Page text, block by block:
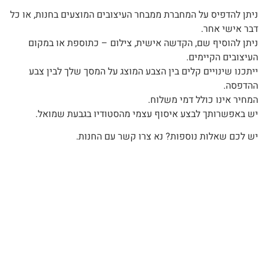
‬דבר‭ ‬אישי‭ ‬אחר‭.‬
ניתן‭ ‬להוסיף‭ ‬שם‭,‬ הקדשה‭ ‬אישית, צילום – כתוספת או במקום
העיצובים הקיימים.
‬ההדפסה‭.‬
המחיר‭ ‬אינו‭ ‬כולל‭ ‬דמי‭ ‬משלוח‭.‬
יש‭ ‬באפשרותך‭ ‬לבצע‭ ‬איסוף‭ ‬עצמי‭ ‬מהסטודיו‭ ‬בגבעת‭ ‬שמואל‭.‬
יש לכם שאלות נוספות? נא צרו קשר עם החנות.